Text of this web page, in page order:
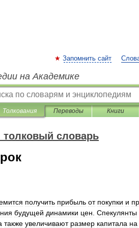
Запомнить сайт
на Академике
Толкования Переводы Книги
словарь
получить прибыль от покупки и
будущей динамики цен Спекулянты
также увеличивают размер капитала на